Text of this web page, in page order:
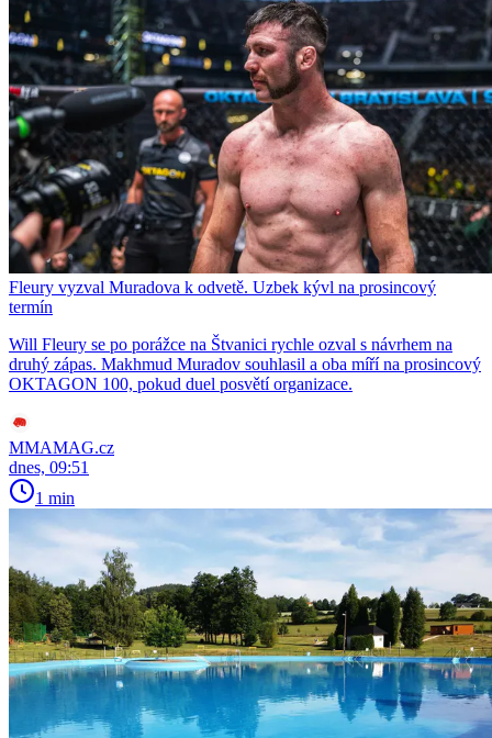
Fleury vyzval Muradova k odvetě. Uzbek kývl na prosincový
termín
Will Fleury se po porážce na Štvanici rychle ozval s návrhem na
druhý zápas. Makhmud Muradov souhlasil a oba míří na prosincový
OKTAGON 100, pokud duel posvětí organizace.
MMAMAG.cz
dnes, 09:51
1 min